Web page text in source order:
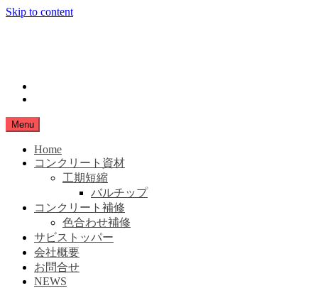
Skip to content
Menu
Home
コンクリート資材
工期短縮
バルチップ
コンクリート補修
色合わせ補修
サビストッパー
会社概要
お問合せ
NEWS